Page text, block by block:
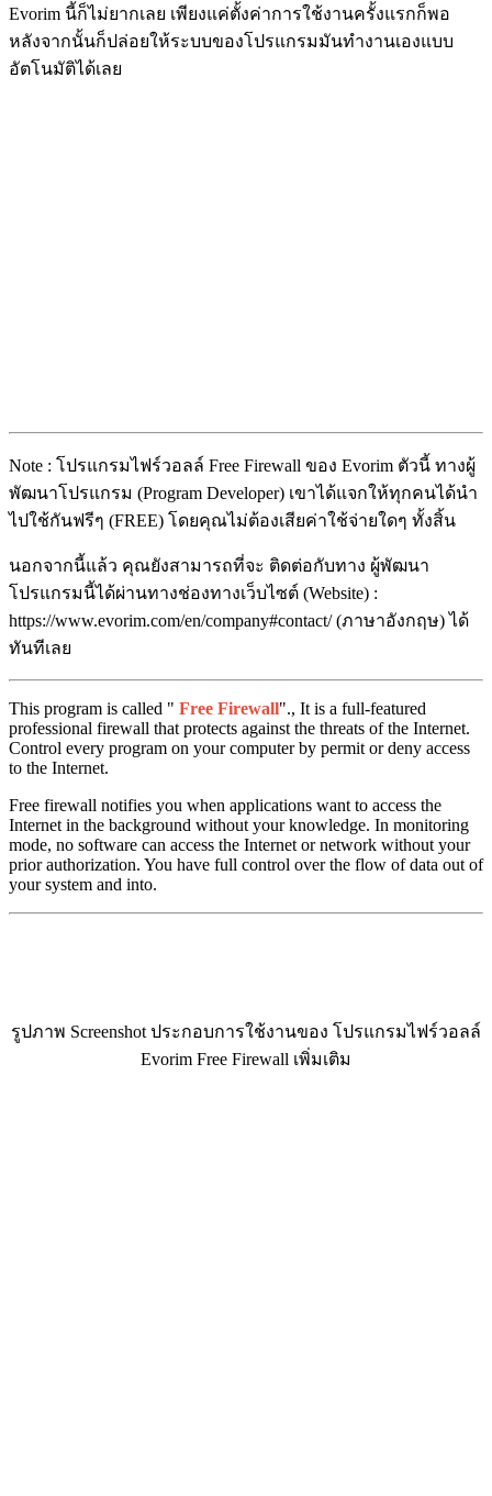
Evorim นี้ก็ไม่ยากเลย เพียงแค่ตั้งค่าการใช้งานครั้งแรกก็พอ
หลังจากนั้นก็ปล่อยให้ระบบของโปรแกรมมันทำงานเองแบบ
อัตโนมัติได้เลย
Note : โปรแกรมไฟร์วอลล์ Free Firewall ของ Evorim ตัวนี้ ทางผู้
พัฒนาโปรแกรม (Program Developer) เขาได้แจกให้ทุกคนได้นำ
ไปใช้กันฟรีๆ (FREE) โดยคุณไม่ต้องเสียค่าใช้จ่ายใดๆ ทั้งสิ้น
นอกจากนี้แล้ว คุณยังสามารถที่จะ ติดต่อกับทาง ผู้พัฒนา
โปรแกรมนี้ได้ผ่านทางช่องทางเว็บไซต์ (Website) :
https://www.evorim.com/en/company#contact/ (ภาษาอังกฤษ) ได้
ทันทีเลย
This program is called " Free Firewall"., It is a full-featured
professional firewall that protects against the threats of the Internet.
Control every program on your computer by permit or deny access
to the Internet.
Free firewall notifies you when applications want to access the
Internet in the background without your knowledge. In monitoring
mode, no software can access the Internet or network without your
prior authorization. You have full control over the flow of data out of
your system and into.
รูปภาพ Screenshot ประกอบการใช้งานของ โปรแกรมไฟร์วอลล์
Evorim Free Firewall เพิ่มเติม